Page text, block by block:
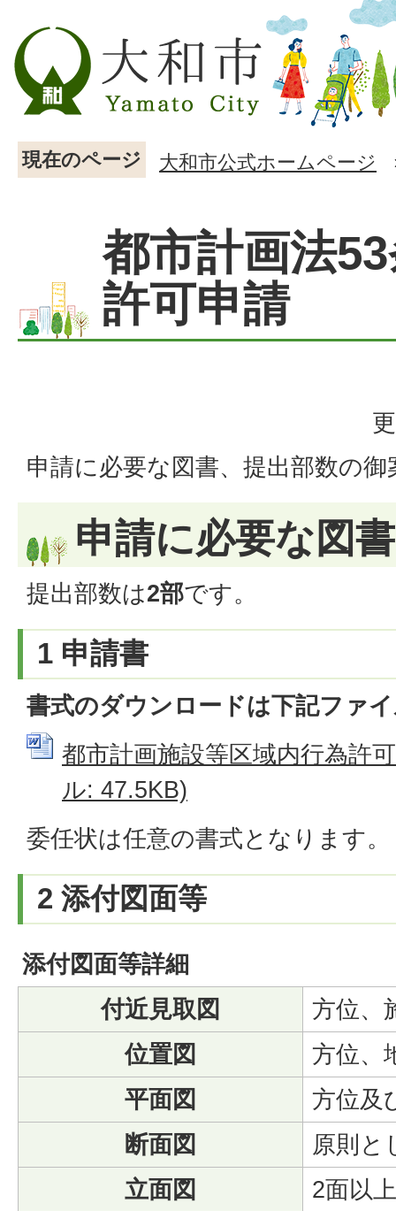
現在のページ 大和市公式ホームページ
都市計画法
許可申請
申請に必要な図書、提出部数の
申請に必要な図書
提出部数は2部です。
1 申請書
書式のダウンロードは下記ファ
都市計画施設等区域内行為許
ル: 47.5KB)
委任状は任意の書式となります。
2 添付図面等
添付図面等詳細
付近見取図
方位、
位置図
方位、
平面図
方位及
断面図
原則と
立面図
2面以